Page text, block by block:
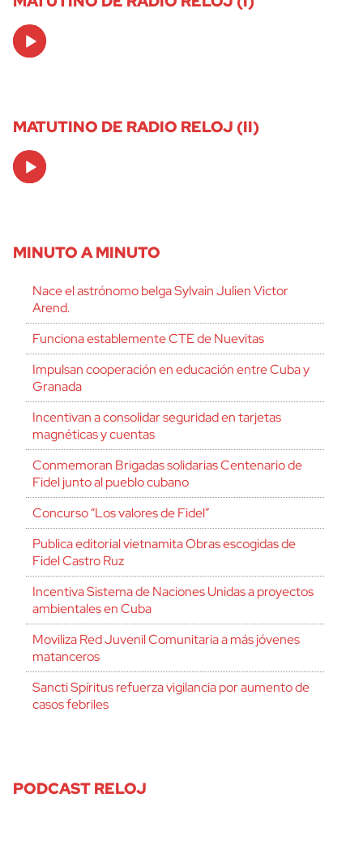
Audio
Player
MATUTINO DE RADIO RELOJ (II)
Audio
Player
MINUTO A MINUTO
Nace el astrónomo belga Sylvain Julien Victor
Arend.
Funciona establemente CTE de Nuevitas
Impulsan cooperación en educación entre Cuba y
Granada
Incentivan a consolidar seguridad en tarjetas
magnéticas y cuentas
Conmemoran Brigadas solidarias Centenario de
Fidel junto al pueblo cubano
Concurso “Los valores de Fidel”
Publica editorial vietnamita Obras escogidas de
Fidel Castro Ruz
Incentiva Sistema de Naciones Unidas a proyectos
ambientales en Cuba
Moviliza Red Juvenil Comunitaria a más jóvenes
matanceros
Sancti Spíritus refuerza vigilancia por aumento de
casos febriles
PODCAST RELOJ